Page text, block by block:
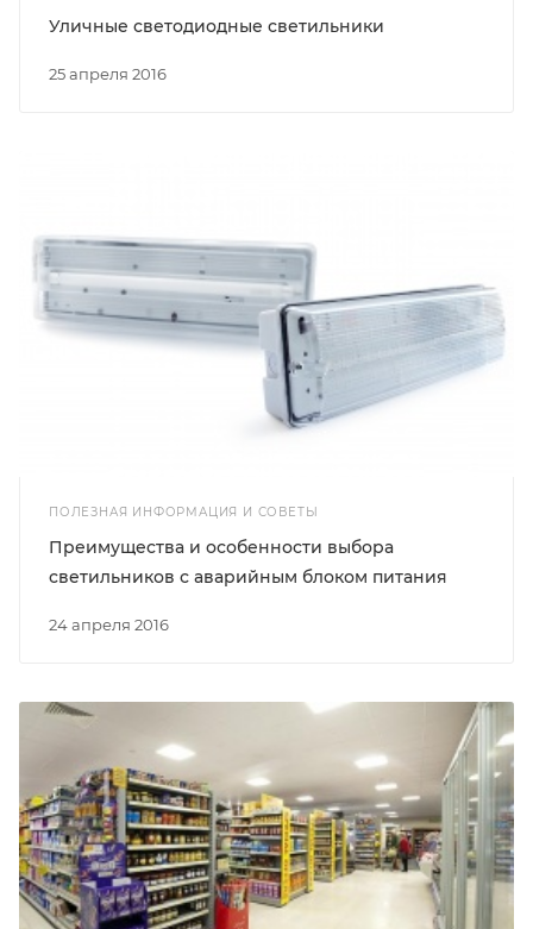
25 апреля 2016
Уличные светодиодные светильники
ПОЛЕЗНАЯ ИНФОРМАЦИЯ И СОВЕТЫ
24 апреля 2016
Преимущества и особенности выбора
светильников с аварийным блоком питания